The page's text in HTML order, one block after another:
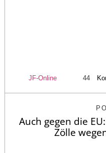
JF-Online 44
Auch gegen die
Zölle